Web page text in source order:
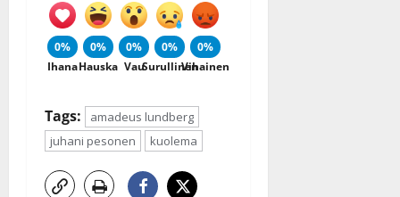
0%
Ihana
0%
Hauska
0%
Vau
0%
Surullinen
0%
Vihainen
Tags:
amadeus lundberg
juhani pesonen
kuolema